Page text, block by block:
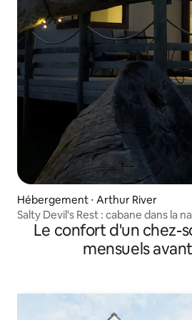
Hébergement ⋅ Arthur River
Salty Devil's Rest : cabane dans la
Le confort d'un chez-
mensuels